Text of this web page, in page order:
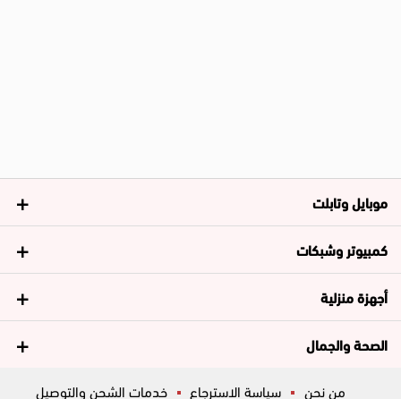
موبايل وتابلت
كمبيوتر وشبكات
أجهزة منزلية
الصحة والجمال
من نحن سياسة الاسترجاع
خدمات الشحن والتوصيل